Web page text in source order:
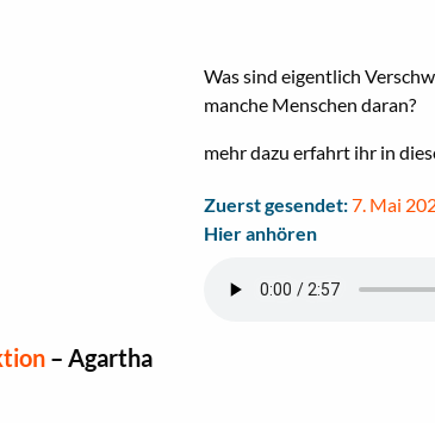
Was sind eigentlich
manche Menschen daran?
mehr dazu erfahrt ihr in
Zuerst gesendet:7. Mai
Hier anhören
– Agartha